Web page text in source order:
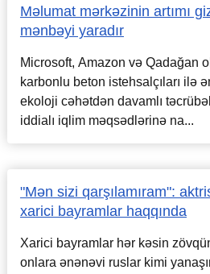
Məlumat mərkəzinin artımı
mənbəyi yaradır
Microsoft, Amazon və Qadağan
karbonlu beton istehsalçıları ilə
ekoloji cəhətdən davamlı
iddialı iqlim məqsədlərinə na...
"Mən sizi qarşılamıram":
xarici bayramlar haqqında
Xarici bayramlar hər kəsin
onlara ənənəvi ruslar kimi